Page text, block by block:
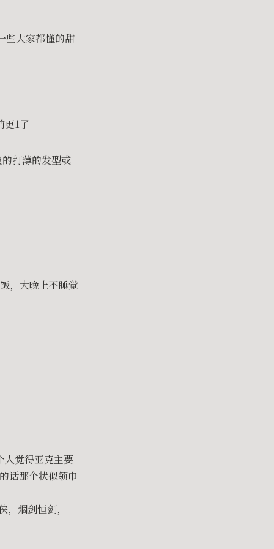
些大家都懂的甜
更1了
打薄的发型或
，大晚上不睡觉
人觉得亚克主要
话那个状似领巾
烟剑恒剑，